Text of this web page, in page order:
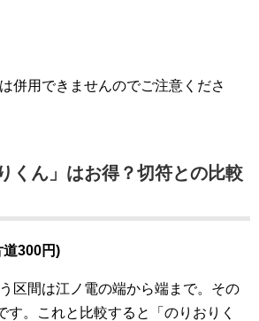
併用できませんのでご注意くださ
くん」はお得？切符との比較
道300円)
区間は江ノ電の端から端まで。その
す。これと比較すると「のりおりく